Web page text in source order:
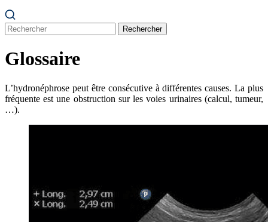
Rechercher
Glossaire
L’hydronéphrose peut être consécutive à différentes causes. La plus
fréquente est une obstruction sur les voies urinaires (calcul, tumeur,
…).